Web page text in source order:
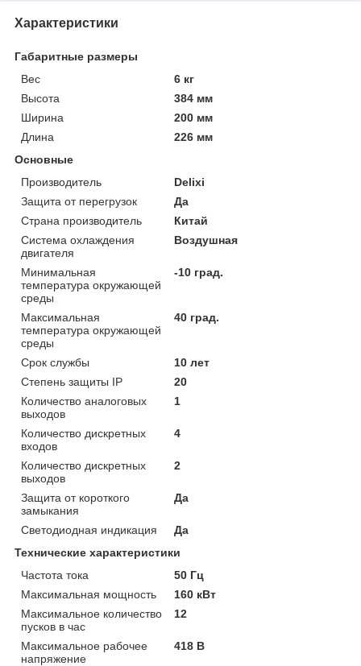
Характеристики
Габаритные размеры
Вес
6 кг
Высота
384 мм
Ширина
200 мм
Длина
226 мм
Основные
Производитель
Delixi
Защита от перегрузок
Да
Страна производитель
Китай
Система охлаждения
двигателя
Воздушная
Минимальная
температура окружающей
среды
-10 град.
Максимальная
температура окружающей
среды
40 град.
Срок службы
10 лет
Степень защиты IP
20
Количество аналоговых
выходов
1
Количество дискретных
входов
4
Количество дискретных
выходов
2
Защита от короткого
замыкания
Да
Светодиодная индикация
Да
Технические характеристики
Частота тока
50 Гц
Максимальная мощность
160 кВт
Максимальное количество
пусков в час
12
Максимальное рабочее
напряжение
418 В